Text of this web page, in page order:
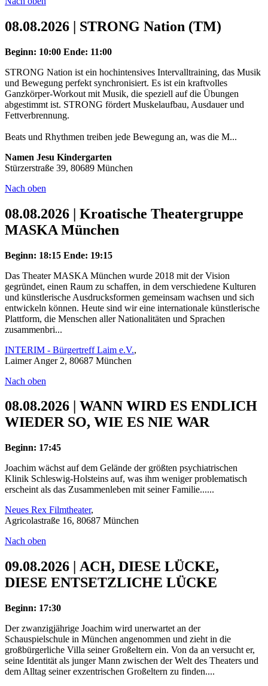
08.08.2026 | STRONG Nation (TM)
Beginn: 10:00 Ende: 11:00
STRONG Nation ist ein hochintensives Intervalltraining, das Musik
und Bewegung perfekt synchronisiert. Es ist ein kraftvolles
Ganzkörper-Workout mit Musik, die speziell auf die Übungen
abgestimmt ist. STRONG fördert Muskelaufbau, Ausdauer und
Fettverbrennung.
Beats und Rhythmen treiben jede Bewegung an, was die M...
Namen Jesu Kindergarten
Stürzerstraße 39, 80689 München
Nach oben
08.08.2026 | Kroatische Theatergruppe
MASKA München
Beginn: 18:15 Ende: 19:15
Das Theater MASKA München wurde 2018 mit der Vision
gegründet, einen Raum zu schaffen, in dem verschiedene Kulturen
und künstlerische Ausdrucksformen gemeinsam wachsen und sich
entwickeln können. Heute sind wir eine internationale künstlerische
Plattform, die Menschen aller Nationalitäten und Sprachen
zusammenbri...
INTERIM - Bürgertreff Laim e.V.,
Laimer Anger 2, 80687 München
Nach oben
08.08.2026 | WANN WIRD ES ENDLICH
WIEDER SO, WIE ES NIE WAR
Beginn: 17:45
Joachim wächst auf dem Gelände der größten psychiatrischen
Klinik Schleswig-Holsteins auf, was ihm weniger problematisch
erscheint als das Zusammenleben mit seiner Familie......
Neues Rex Filmtheater,
Agricolastraße 16, 80687 München
Nach oben
09.08.2026 | ACH, DIESE LÜCKE,
DIESE ENTSETZLICHE LÜCKE
Beginn: 17:30
Der zwanzigjährige Joachim wird unerwartet an der
Schauspielschule in München angenommen und zieht in die
großbürgerliche Villa seiner Großeltern ein. Von da an versucht er,
seine Identität als junger Mann zwischen der Welt des Theaters und
dem Alltag seiner exzentrischen Großeltern zu finden....